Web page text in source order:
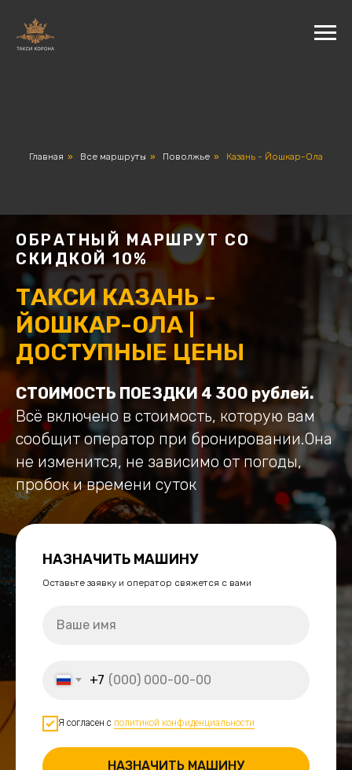
Главная » Все маршруты » Поволжье » Казань - Йошкар-Ола
ОБРАТНЫЙ МАРШРУТ СО
СКИДКОЙ 10%
ТАКСИ КАЗАНЬ -
ЙОШКАР-ОЛА |
ДОСТУПНЫЕ ЦЕНЫ
СТОИМОСТЬ ПОЕЗДКИ 4 300 рублей.
Всё включено в стоимость, которую вам
сообщит оператор при бронировании.Она
не изменится, не зависимо от погоды,
пробок и времени суток
НАЗНАЧИТЬ МАШИНУ
Оставьте заявку и оператор свяжется с вами
+7
Я согласен с политикой конфиденциальности
НАЗНАЧИТЬ МАШИНУ